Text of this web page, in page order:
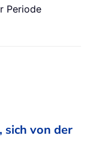
Periode
sich von der